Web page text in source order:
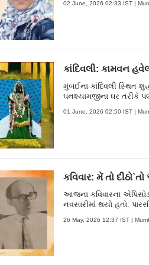
બદલે ભાષાના વારસાનો
જીવન-કવન અને કવિતાઓ
02 June, 2026 02:33 IST |
કાંદિવલી: કામવન
મુંબઈના કાંદિવલી સ્થિત
ઘનશ્યામજીના ઘર
સુવર્ણ જયંતી અવસર
01 June, 2026 02:50 IST |
કવિવાર: મેં તો
આજના કવિવારના
નવસારીમાં થયો હતો.
વર્તમાન’ના વાર્ષિક અંક,
26 May, 2026 12:37 IST |